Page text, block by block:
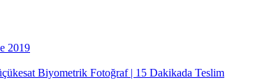
2019
Biyometrik Fotoğraf | 15 Dakikada Teslim